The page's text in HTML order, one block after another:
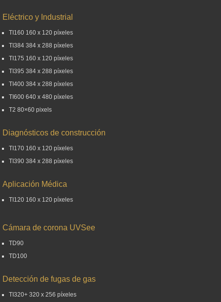
Eléctrico y Industrial
TI160 160 x 120 píxeles
TI384 384 x 288 píxeles
TI175 160 x 120 píxeles
TI395 384 x 288 píxeles
TI400 384 x 288 píxeles
TI600 640 x 480 píxeles
T2 80×60 pixels
Diagnósticos de construcción
TI170 160 x 120 píxeles
TI390 384 x 288 píxeles
Aplicación Médica
TI120 160 x 120 píxeles
Cámara de corona UVSee
TD90
TD100
Detección de fugas de gas
TI320+ 320 x 256 píxeles